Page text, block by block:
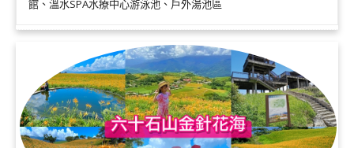
館、溫水SPA水療中心游泳池、戶外湯池區